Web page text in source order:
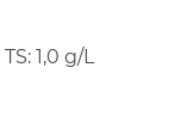
1,0 g/L